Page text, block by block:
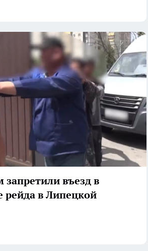
запретили въезд в
рейда в Липецкой